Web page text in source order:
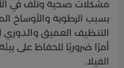
مشكلات صحية وتلف في
بسبب الرطوبة والأوساخ
التنظيف العميق والدوري
أمرًا ضروريًا للحفاظ على
الفيلا.